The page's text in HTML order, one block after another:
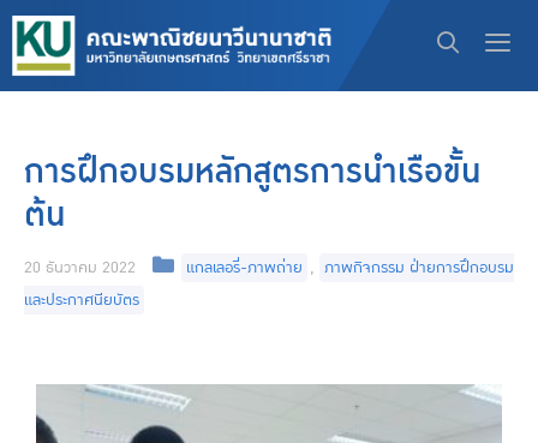
การฝึกอบรมหลักสูตรการนำเรือขั้น
ต้น
20 ธันวาคม 2022 แกลเลอรี่-ภาพถ่าย , ภาพกิจกรรม ฝ่ายการฝึกอบรม
และประกาศนียบัตร